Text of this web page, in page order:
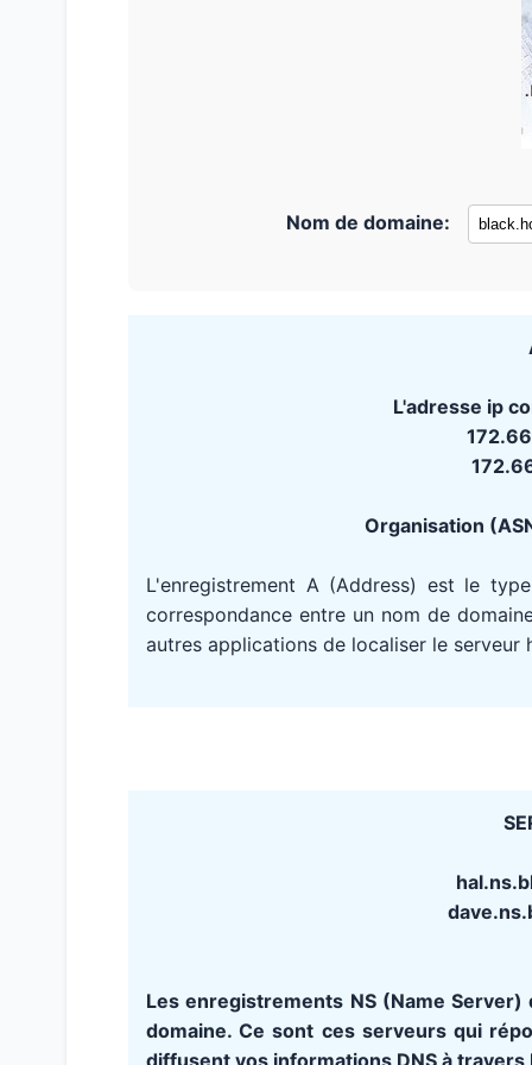
Nom de domaine:
L'adresse ip
Organisation
L'enregistrement A (Address) est le
correspondance entre un nom de
autres applications de localiser le serveur
Les enregistrements NS (Name
domaine. Ce sont ces serveurs qui
diffusent vos informations DNS à